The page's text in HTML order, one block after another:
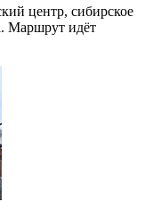
центр, сибирское
Маршрут идёт